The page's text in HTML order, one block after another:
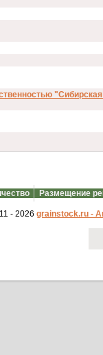
Размещение
- 2026 grainstock.ru -